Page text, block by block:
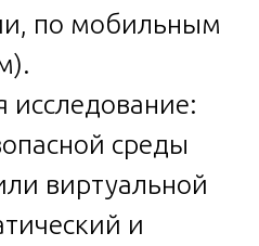
по мобильным
исследование:
среды
виртуальной
и